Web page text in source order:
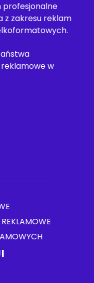
profesjonalne
z zakresu reklam
w